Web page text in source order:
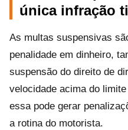
única infração
As multas suspensivas
penalidade em dinheiro,
suspensão do direito de
velocidade acima do
essa pode gerar
a rotina do motorista.